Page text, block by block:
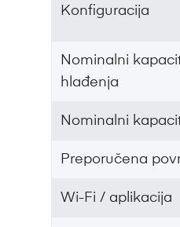
Konfiguracija
Nominalni
hlađenja
Nominalni
Preporučena
Wi-Fi / aplikacija